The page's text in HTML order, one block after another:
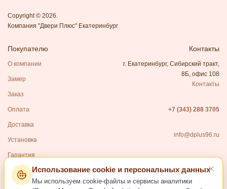
Copyright © 2026.
Компания "Двери Плюс" Екатеринбург
Покупателю
О компании
Замер
Заказ
Оплата
Доставка
Установка
Гарантия
Контакты
г. Екатеринбург, Сибирский тракт,
8Б, офис 108
Контакты
+7 (343) 288 3705
info@dplus96.ru
КаталогИспользование cookie и персональных данных
Мы используем cookie-файлы и сервисы аналитики